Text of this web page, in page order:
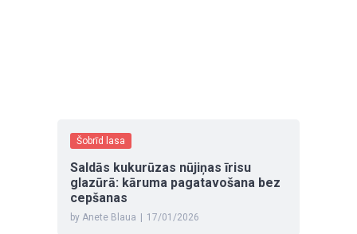
Šobrīd lasa
Saldās kukurūzas nūjiņas īrisu
glazūrā: kāruma pagatavošana bez
cepšanas
by Anete Blaua 17/01/2026